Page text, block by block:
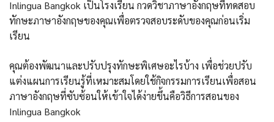
Inlingua Bangkok เป็นโรงเรียน กวดวิชาภาษาอังกฤษที่ทดสอบ
ทักษะภาษาอังกฤษของคุณเพื่อตรวจสอบระดับของคุณก่อนเริ่ม
เรียน
คุณต้องพัฒนาและปรับปรุงทักษะพิเศษอะไรบ้าง เพื่อช่วยปรับ
แต่งแผนการเรียนรู้ที่เหมาะสมโดยใช้กิจกรรมการเรียนเพื่อสอน
ภาษาอังกฤษที่ซับซ้อนให้เข้าใจได้ง่ายขึ้นคือวิธีการสอนของ
Inlingua Bangkok